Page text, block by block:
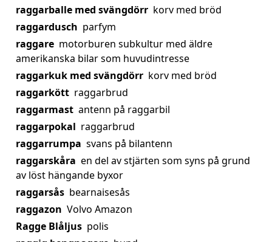
raggarballe med svängdörr korv med bröd
raggardusch parfym
raggare motorburen subkultur med äldre
amerikanska bilar som huvudintresse
raggarkuk med svängdörr korv med bröd
raggarkött raggarbrud
raggarmast antenn på raggarbil
raggarpokal raggarbrud
raggarrumpa svans på bilantenn
raggarskåra en del av stjärten som syns på grund
av löst hängande byxor
raggarsås bearnaisesås
raggazon Volvo Amazon
Ragge Blåljus polis